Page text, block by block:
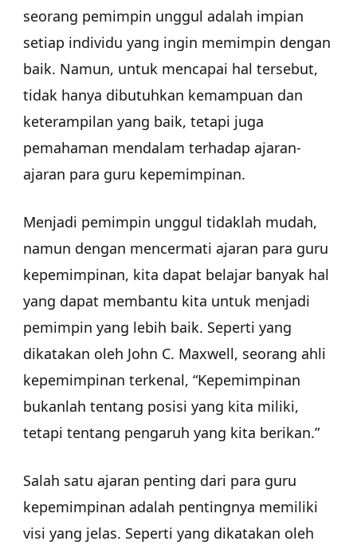
seorang pemimpin unggul adalah impian
setiap individu yang ingin memimpin dengan
baik. Namun, untuk mencapai hal tersebut,
tidak hanya dibutuhkan kemampuan dan
keterampilan yang baik, tetapi juga
pemahaman mendalam terhadap ajaran-
ajaran para guru kepemimpinan.
Menjadi pemimpin unggul tidaklah mudah,
namun dengan mencermati ajaran para guru
kepemimpinan, kita dapat belajar banyak hal
yang dapat membantu kita untuk menjadi
pemimpin yang lebih baik. Seperti yang
dikatakan oleh John C. Maxwell, seorang ahli
kepemimpinan terkenal, “Kepemimpinan
bukanlah tentang posisi yang kita miliki,
tetapi tentang pengaruh yang kita berikan.”
Salah satu ajaran penting dari para guru
kepemimpinan adalah pentingnya memiliki
visi yang jelas. Seperti yang dikatakan oleh